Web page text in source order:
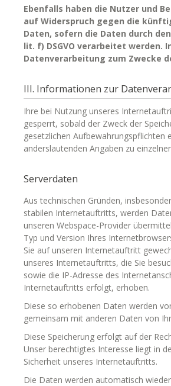
Ebenfalls haben die Nutzer und
auf Widerspruch gegen die
Daten, sofern die Daten durch
lit. f) DSGVO verarbeitet werden.
Datenverarbeitung zum Zwecke
III. Informationen zur
Ihre bei Nutzung unseres
gesperrt, sobald der Zweck der
gesetzlichen Aufbewahrungspflichten
anderslautenden Angaben zu
Serverdaten
Aus technischen Gründen,
stabilen Internetauftritts, werden
unseren Webspace-Provider
Typ und Version Ihres
Sie auf unseren Internetauftritt
unseres Internetauftritts, die Sie
sowie die IP-Adresse des
Internetauftritts erfolgt, erhoben.
Diese so erhobenen Daten werden
gemeinsam mit anderen Daten von
Diese Speicherung erfolgt auf der
Unser berechtigtes Interesse liegt in
Sicherheit unseres Internetauftritts.
Die Daten werden automatisch